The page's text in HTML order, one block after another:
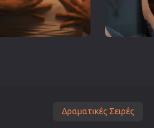
Δραματικές Σειρές